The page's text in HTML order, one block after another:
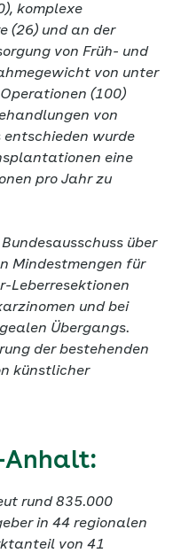
komplexe
(26) und an der
von Früh- und
von unter
(100)
von
entschieden wurde
eine
pro Jahr zu
über
Mindestmengen für
Leberresektionen
und bei
Übergangs.
der bestehenden
künstlicher
Anhalt:
rund 835.000
in 44 regionalen
von 41